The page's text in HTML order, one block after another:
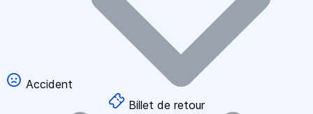
Accident
Billet de retour